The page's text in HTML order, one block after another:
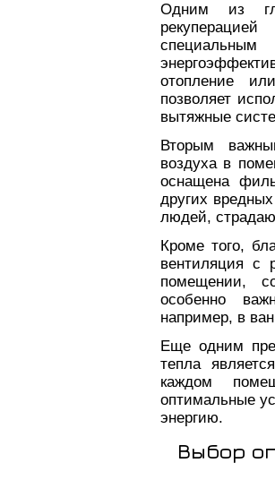
Одним из
отопление
позволяет
вытяжные
Вторым
воздуха в
оснащена
других
людей,
Кроме того,
вентиляция с
помещении,
особенно
например, в
Еще одним
тепла
каждом
оптимальные
энергию.
Выбор